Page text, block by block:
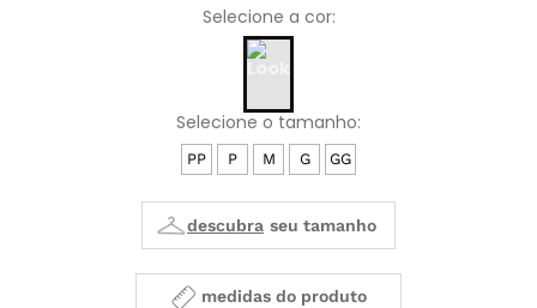
PP P M G GG
medidas do produto